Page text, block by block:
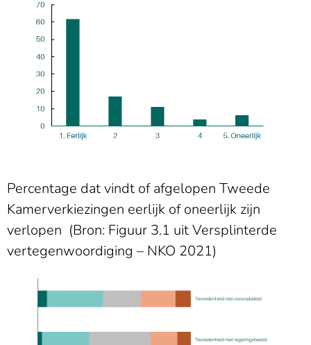
Percentage dat vindt of afgelopen Tweede
Kamerverkiezingen eerlijk of oneerlijk zijn
verlopen (Bron: Figuur 3.1 uit Versplinterde
vertegenwoordiging – NKO 2021)